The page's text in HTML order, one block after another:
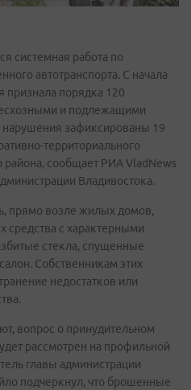
системная работа по
автотранспорта. С начала
признала порядка 120
и подлежащими
зафиксированы 19
территориального
сообщает РИА VladNews
Владивостока.
прямо возле жилых домов,
средства с характерными
стекла, спущенные
Собственникам этих
недостатков или
вопрос о принудительном
рассмотрен на профильной
главы администрации
подчеркнул, что брошенные